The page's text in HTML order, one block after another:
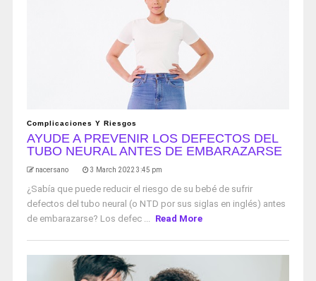
Complicaciones Y Riesgos
AYUDE A PREVENIR LOS DEFECTOS DEL
TUBO NEURAL ANTES DE EMBARAZARSE
nacersano 3 March 2022 3:45 pm
¿Sabía que puede reducir el riesgo de su bebé de sufrir
defectos del tubo neural (o NTD por sus siglas en inglés) antes
de embarazarse? Los defec ... Read More